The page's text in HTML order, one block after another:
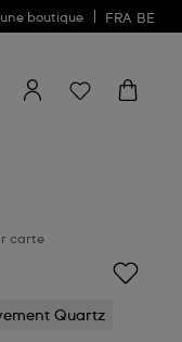
une boutique FRA BE
carte
Quartz